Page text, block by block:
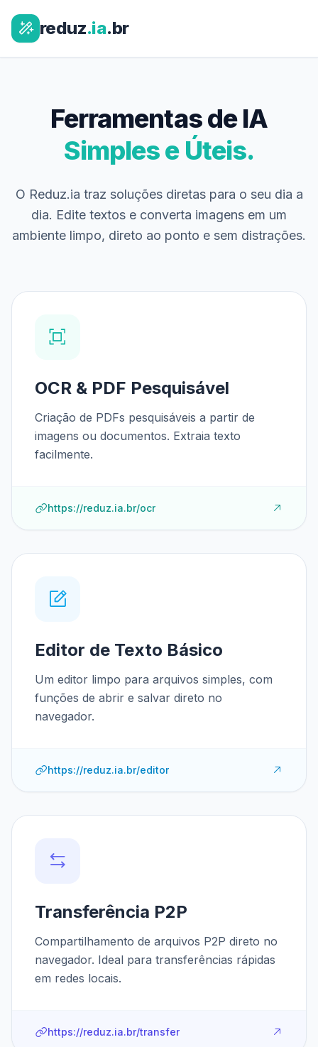
reduz.ia.br
Ferramentas de IA
Simples e Úteis.
O Reduz.ia traz soluções diretas para o seu dia a
dia. Edite textos e converta imagens em um
ambiente limpo, direto ao ponto e sem distrações.
OCR & PDF Pesquisável
Criação de PDFs pesquisáveis a partir de
imagens ou documentos. Extraia texto
facilmente.
https://reduz.ia.br/ocr
Editor de Texto Básico
Um editor limpo para arquivos simples, com
funções de abrir e salvar direto no
navegador.
https://reduz.ia.br/editor
Transferência P2P
Compartilhamento de arquivos P2P direto no
navegador. Ideal para transferências rápidas
em redes locais.
https://reduz.ia.br/transfer